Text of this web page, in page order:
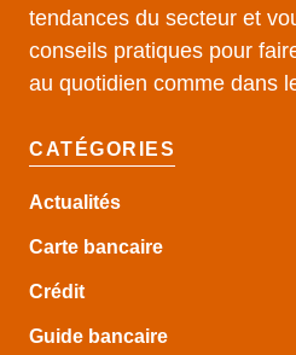
tendances du secteur et
conseils pratiques pour
au quotidien comme dans
CATÉGORIES
Actualités
Carte bancaire
Crédit
Guide bancaire